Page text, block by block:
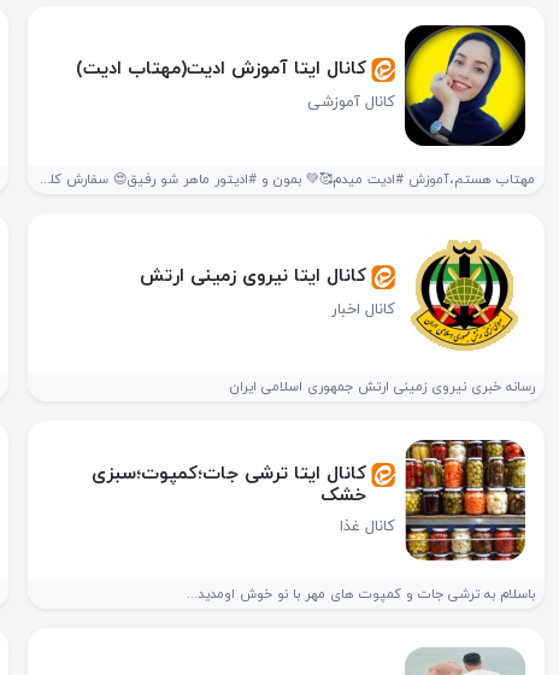
کانال ایتا آموزش ادیت(مهتاب ادیت)
کانال آموزشی
مهتاب هستم،آموزش #ادیت میدم🥰💚 بمون و #ادیتور ماهر شو رفیق😍 سفارش کلیپ(عاشقانه،تولد،رفیق،ماهگردنی...
کانال ایتا نیروی زمینی ارتش
کانال اخبار
رسانه خبری نیروی زمینی ارتش جمهوری اسلامی ایران
کانال ایتا ترشی جات؛کمپوت؛سبزی
خشک
کانال غذا
باسلام به ترشی جات و کمپوت های مهر با نو خوش اومدید...